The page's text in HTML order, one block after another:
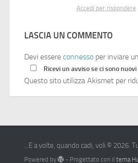
Accedi per rispondere
LASCIA UN COMMENTO
Devi essere connesso per inviare
Ricevi un avviso se ci sono
Questo sito utilizza Akismet per
...E a volte, quando cadi, voli © 2026.
Powered by - Progettato con iltema